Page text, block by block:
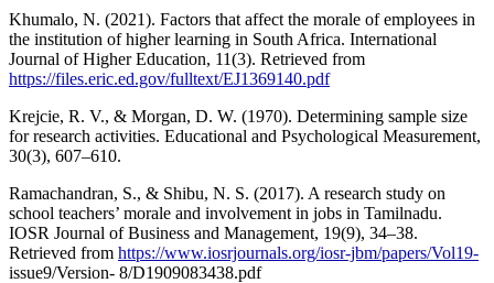
Khumalo, N. (2021). Factors that affect the morale of employees in
the institution of higher learning in South Africa. International
Journal of Higher Education, 11(3). Retrieved from
https://files.eric.ed.gov/fulltext/EJ1369140.pdf
Krejcie, R. V., & Morgan, D. W. (1970). Determining sample size
for research activities. Educational and Psychological Measurement,
30(3), 607–610.
Ramachandran, S., & Shibu, N. S. (2017). A research study on
school teachers’ morale and involvement in jobs in Tamilnadu.
IOSR Journal of Business and Management, 19(9), 34–38.
Retrieved from https://www.iosrjournals.org/iosr-jbm/papers/Vol19-
issue9/Version- 8/D1909083438.pdf